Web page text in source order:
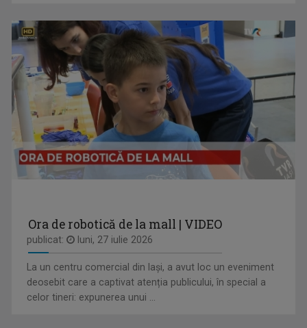
SERGIU CIOCOIU
Emisiunile care îi poartă amprenta se numesc ...
OANA LAZĂR
TVR Iaşi înseamnă exact jumătate din viaţa ...
Ora de robotică de la mall | VIDEO
publicat: luni, 27 iulie 2026
La un centru comercial din Iași, a avut loc un eveniment
deosebit care a captivat atenția publicului, în special a
celor tineri: expunerea unui ...